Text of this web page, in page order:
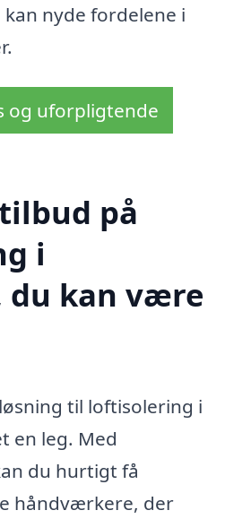
nyde fordelene i
og uforpligtende
på
i
du kan være
til loftisolering i
en leg. Med
du hurtigt få
håndværkere, der